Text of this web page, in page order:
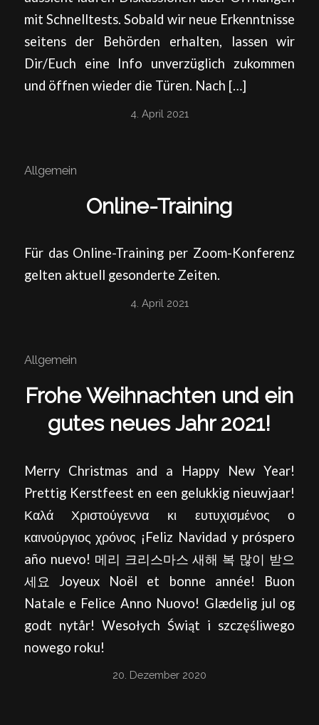
mit Schnelltests. Sobald wir neue Erkenntnisse
seitens der Behörden erhalten, lassen wir
Dir/Euch eine Info unverzüglich zukommen
und öffnen wieder die Türen. Nach […]
4. April 2021
Allgemein
Online-Training
Für das Online-Training per Zoom-Konferenz
gelten aktuell gesonderte Zeiten.
4. April 2021
Allgemein
Frohe Weihnachten und ein
gutes neues Jahr 2021!
Merry Christmas and a Happy New Year!
Prettig Kerstfeest en een gelukkig nieuwjaar!
Καλά Χριστούγεννα κι ευτυχισμένος ο
καινούργιος χρόνος ¡Feliz Navidad y próspero
año nuevo! 메리 크리스마스 새해 복 많이 받으
세요 Joyeux Noël et bonne année! Buon
Natale e Felice Anno Nuovo! Glædelig jul og
godt nytår! Wesołych Świąt i szczęśliwego
nowego roku!
20. Dezember 2020